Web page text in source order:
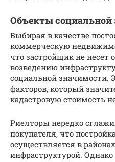
Объекты социальной
Выбирая в качестве
коммерческую
что застройщик не несет
возведению
социальной значимости.
факторов, который
кадастровую стоимость
Риелторы нередко
покупателя, что
осуществляется в
инфраструктурой.